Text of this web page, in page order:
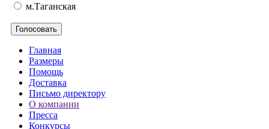
м.Таганская
Главная
Размеры
Помощь
Доставка
Письмо директору
О компании
Пресса
Конкурсы